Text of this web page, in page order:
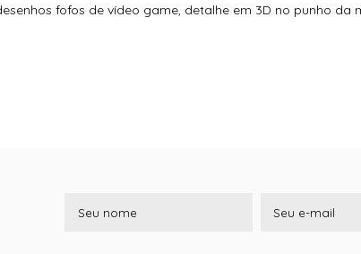
fofos de vídeo game, detalhe em 3D no punho da